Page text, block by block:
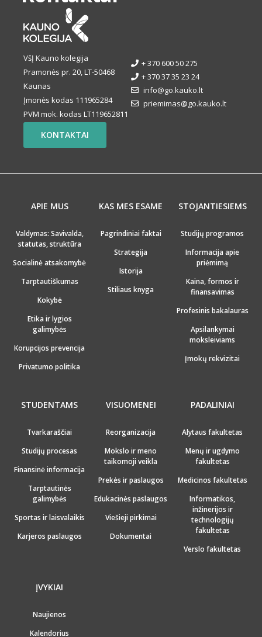
VšĮ Kauno kolegija
Pramonės pr. 20, LT-50468
Kaunas
Įmonės kodas 111965284
PVM mok. kodas LT119652811
+ 370 600 50 275
+ 370 37 35 23 24
info@go.kauko.lt
priemimas@go.kauko.lt
KONTAKTAI
APIE MUS
Valdymas: Savivalda,
statutas, struktūra
Socialinė atsakomybė
Tarptautiškumas
Kokybė
Etika ir lygios
galimybės
Korupcijos prevencija
Privatumo politika
KAS MES ESAME
Pagrindiniai faktai
Strategija
Istorija
Stiliaus knyga
STOJANTIESIEMS
Studijų programos
Informacija apie
priėmimą
Kaina, formos ir
finansavimas
Profesinis bakalauras
Apsilankymai
moksleiviams
Įmokų rekvizitai
STUDENTAMS
Tvarkaraščiai
Studijų procesas
Finansinė informacija
Tarptautinės
galimybės
Sportas ir laisvalaikis
Karjeros paslaugos
VISUOMENEI
Reorganizacija
Mokslo ir meno
taikomoji veikla
Prekės ir paslaugos
Edukacinės paslaugos
Viešieji pirkimai
Dokumentai
PADALINIAI
Alytaus fakultetas
Menų ir ugdymo
fakultetas
Medicinos fakultetas
Informatikos,
inžinerijos ir
technologijų
fakultetas
Verslo fakultetas
ĮVYKIAI
Naujienos
Kalendorius